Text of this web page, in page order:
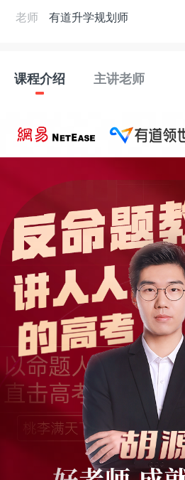
老师
有道升学规划师
课程介绍 主讲老师